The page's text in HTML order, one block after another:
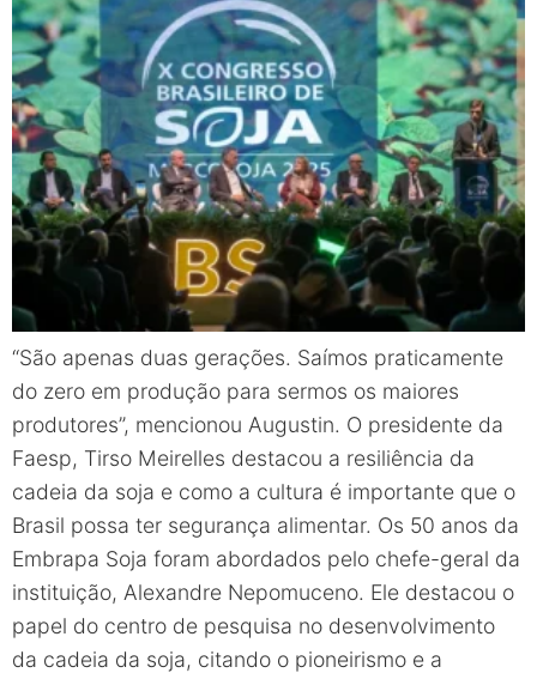
“São apenas duas gerações. Saímos praticamente
do zero em produção para sermos os maiores
produtores”, mencionou Augustin. O presidente da
Faesp, Tirso Meirelles destacou a resiliência da
cadeia da soja e como a cultura é importante que o
Brasil possa ter segurança alimentar. Os 50 anos da
Embrapa Soja foram abordados pelo chefe-geral da
instituição, Alexandre Nepomuceno. Ele destacou o
papel do centro de pesquisa no desenvolvimento
da cadeia da soja, citando o pioneirismo e a